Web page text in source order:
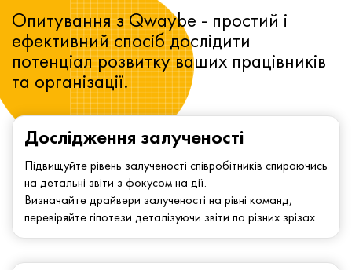
Дослідження залученості
Підвищуйте рівень залученості співробітників спираючись
на детальні звіти з фокусом на дії.
Визначайте драйвери залученості на рівні команд,
перевіряйте гіпотези деталізуючи звіти по різних зрізах
Опитування з Qwaybe - простий і
ефективний спосіб дослідити
потенціал розвитку ваших працівників
та організації.